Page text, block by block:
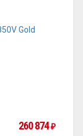
260 874₽